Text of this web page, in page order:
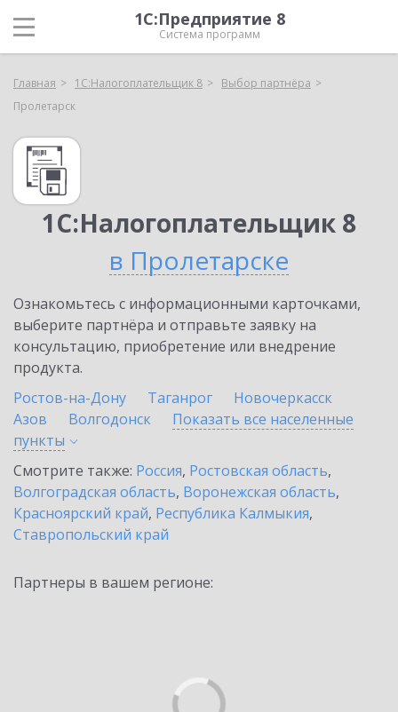
1С:Предприятие 8
Система программ
Главная 1С:Налогоплательщик 8
Выбор партнёра
Пролетарск
1С:Налогоплательщик 8
в Пролетарске
Ознакомьтесь с информационными карточками,
выберите партнёра и отправьте заявку на
консультацию, приобретение или внедрение
продукта.
Ростов-на-Дону
Таганрог
Новочеркасск
Азов
Волгодонск
Показать все населенные
пункты
Смотрите также: Россия, Ростовская область,
Волгоградская область, Воронежская область,
Красноярский край, Республика Калмыкия,
Ставропольский край
Партнеры в вашем регионе: